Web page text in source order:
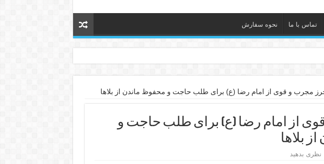
تماس با ما نحوه سفارش
دور
کار
مجرب و قوی از امام رضا (ع) برای طلب حاجت و محفوظ ماندن از بلاها
از امام رضا (ع) برای طلب حاجت و
بلاها
نظری بدهید